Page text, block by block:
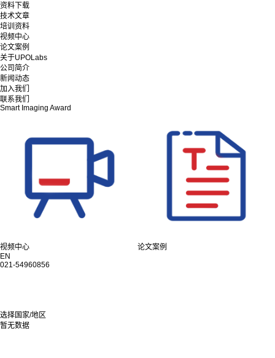
资料下载
技术文章
培训资料
视频中心
论文案例
关于UPOLabs
公司简介
新闻动态
加入我们
联系我们
Smart Imaging Award
视频中心
论文案例
EN
021-54960856
选择国家/地区
暂无数据